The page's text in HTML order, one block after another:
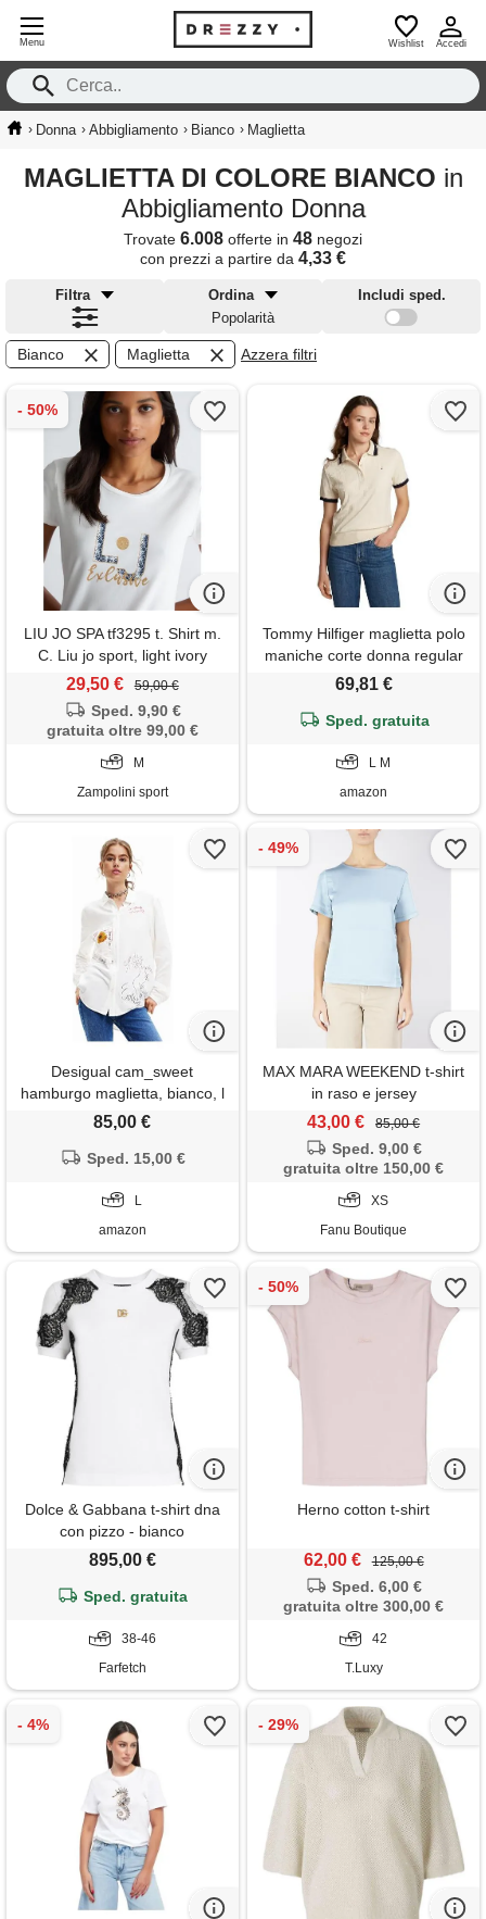
Menu Wishlist Accedi
› Donna › Abbigliamento › Bianco › Maglietta
MAGLIETTA DI COLORE BIANCO in
Abbigliamento Donna
Trovate 6.008 offerte in 48 negozi
con prezzi a partire da 4,33 €
Filtra
Ordina
Popolarità
Includi sped.
Bianco Maglietta Azzera filtri
LIU JO SPA tf3295 t. Shirt m.
C. Liu jo sport, light ivory
29,50 € 59,00 €
Sped. 9,90 €
gratuita oltre 99,00 €
M
Zampolini sport
Tommy Hilfiger maglietta polo
maniche corte donna regular
fit, beige (calico), l
69,81 €
Sped. gratuita
L M
amazon
Desigual cam_sweet
hamburgo maglietta, bianco, l
donna
85,00 €
Sped. 15,00 €
L
amazon
MAX MARA WEEKEND t-shirt
in raso e jersey
43,00 € 85,00 €
Sped. 9,00 €
gratuita oltre 150,00 €
XS
Fanu Boutique
Dolce & Gabbana t-shirt dna
con pizzo - bianco
895,00 €
Sped. gratuita
38-46
Farfetch
Herno cotton t-shirt
62,00 € 125,00 €
Sped. 6,00 €
gratuita oltre 300,00 €
42
T.Luxy